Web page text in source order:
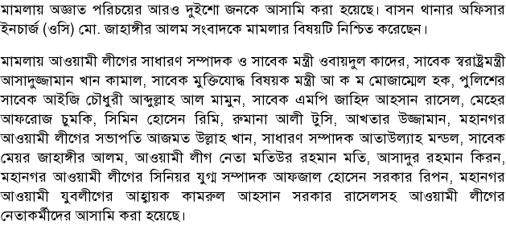
মামলায় অজ্ঞাত পরিচয়ের আরও দুইশো জনকে আসামি করা হয়েছে। বাসন থানার অফিসার
ইনচার্জ (ওসি) মো. জাহাঙ্গীর আলম সংবাদকে মামলার বিষয়টি নিশ্চিত করেছেন।
মামলায় আওয়ামী লীগের সাধারণ সম্পাদক ও সাবেক মন্ত্রী ওবায়দুল কাদের, সাবেক স্বরাষ্ট্রমন্ত্রী
আসাদুজ্জামান খান কামাল, সাবেক মুক্তিযোদ্ধ বিষয়ক মন্ত্রী আ ক ম মোজাম্মেল হক, পুলিশের
সাবেক আইজি চৌধুরী আব্দুল্লাহ আল মামুন, সাবেক এমপি জাহিদ আহসান রাসেল, মেহের
আফরোজ চুমকি, সিমিন হোসেন রিমি, রুমানা আলী টুসি, আখতার উজ্জামান, মহানগর
আওয়ামী লীগের সভাপতি আজমত উল্লাহ খান, সাধারণ সম্পাদক আতাউল্যাহ মন্ডল, সাবেক
মেয়র জাহাঙ্গীর আলম, আওয়ামী লীগ নেতা মতিউর রহমান মতি, আসাদুর রহমান কিরন,
মহানগর আওয়ামী লীগের সিনিয়র যুগ্ম সম্পাদক আফজাল হোসেন সরকার রিপন, মহানগর
আওয়ামী যুবলীগের আহ্বায়ক কামরুল আহসান সরকার রাসেলসহ আওয়ামী লীগের
নেতাকর্মীদের আসামি করা হয়েছে।